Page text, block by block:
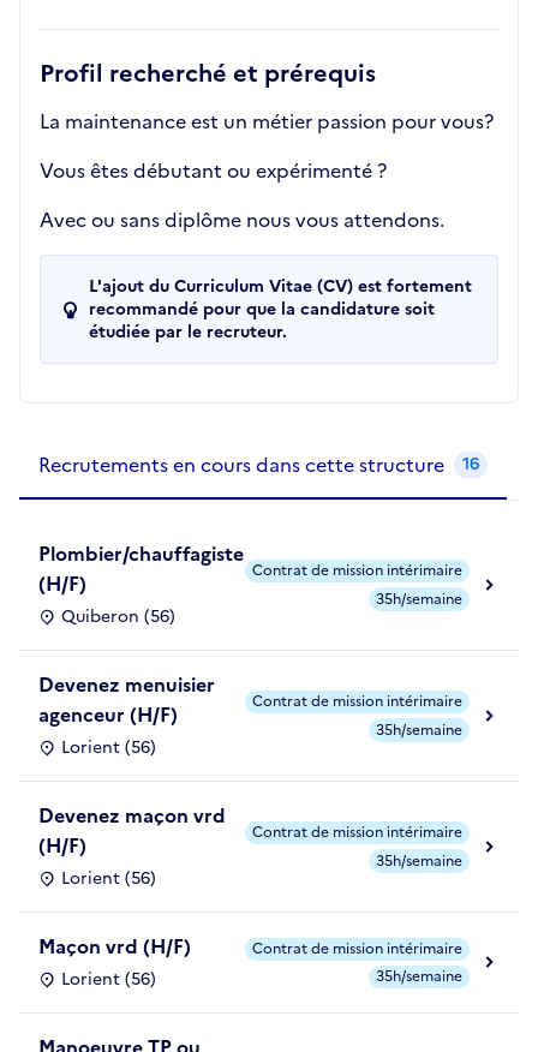
Profil recherché et prérequis
La maintenance est un métier passion pour vous?
Vous êtes débutant ou expérimenté ?
Avec ou sans diplôme nous vous attendons.
L'ajout du Curriculum Vitae (CV) est fortement
recommandé pour que la candidature soit
étudiée par le recruteur.
Recrutements en cours dans cette structure 16
Plombier/chauffagiste
(H/F)
Quiberon (56)
Contrat de mission intérimaire
35h/semaine
Devenez menuisier
agenceur (H/F)
Lorient (56)
Contrat de mission intérimaire
35h/semaine
Devenez maçon vrd
(H/F)
Lorient (56)
Contrat de mission intérimaire
35h/semaine
Maçon vrd (H/F)
Lorient (56)
Contrat de mission intérimaire
35h/semaine